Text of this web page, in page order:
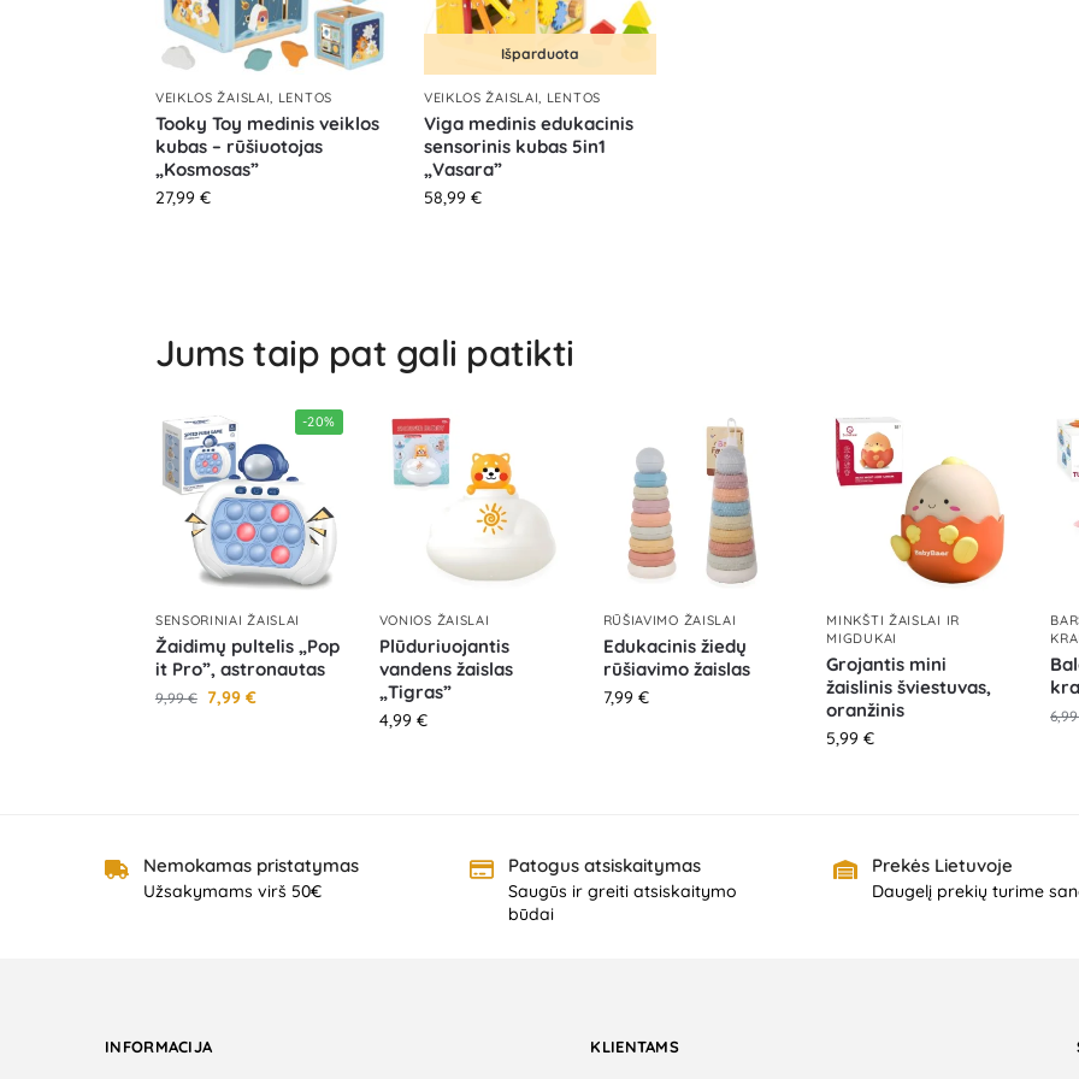
VEIKLOS ŽAISLAI, LENTOS
Tooky Toy medinis veiklos
kubas – rūšiuotojas
„Kosmosas”
27,99 €
Išparduota
VEIKLOS ŽAISLAI, LENTOS
Viga medinis edukacinis
sensorinis kubas 5in1
„Vasara”
58,99 €
Jums taip pat gali patikti
-20%
SENSORINIAI ŽAISLAI
Žaidimų pultelis „Pop
it Pro”, astronautas
9,99€ 7,99 €
VONIOS ŽAISLAI
Plūduriuojantis
vandens žaislas
„Tigras”
4,99 €
RŪŠIAVIMO ŽAISLAI
Edukacinis žiedų
rūšiavimo žaislas
7,99 €
MINKŠTI ŽAISLAI IR
MIGDUKAI
Grojantis mini
žaislinis šviestuvas,
oranžinis
5,99€
Nemokamas pristatymas
Užsakymams virš 50€
Patogus atsiskaitymas
Saugūs ir greiti atsiskaitymo
būdai
Prekės Lietuvoje
Daugelį prekių turime
INFORMACIJA KLIENTAMS